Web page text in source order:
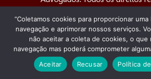
Criado e desenvolvido
“Coletamos cookies para proporcionar
navegação e aprimorar nossos serviços.
não aceitar a coleta de cookies, o que
navegação mas poderá comprometer
Aceitar
Recusar Política